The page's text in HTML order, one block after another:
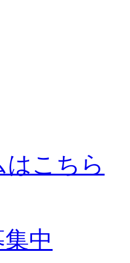
こちら
中